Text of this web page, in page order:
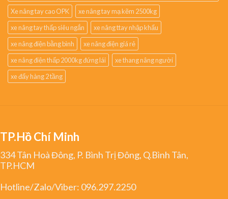
Xe nâng tay cao OPK
xe nâng tay mạ kẽm 2500kg
xe nâng tay thấp siêu ngắn
xe nâng ttay nhập khẩu
xe nâng điện bằng bình
xe nâng điện giá rẻ
xe nâng điện thấp 2000kg đứng lái
xe thang nâng người
xe đẩy hàng 2 tầng
TP.Hồ Chí Minh
334 Tân Hoà Đông, P. Bình Trị Đông, Q.Bình Tân,
TP.HCM
Hotline/Zalo/Viber: 096.297.2250